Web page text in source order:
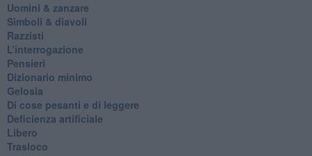
Uomini & zanzare
​Simboli & diavoli
Razzisti
​L’interrogazione
Pensieri
​Dizionario minimo
Gelosia
Di cose pesanti e di leggere
​Deficienza artificiale
Libero
Trasloco